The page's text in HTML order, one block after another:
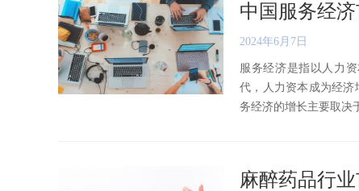
中国服务经
2024年6月7日
服务经济是指以人力
代，人力资本成为经济
务经济的增长主要取决
麻醉药品行